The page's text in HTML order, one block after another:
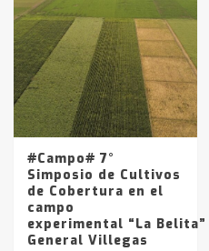
4
Accidente
joven de
Los precios
La Pampa,
entre 857 a
#Campo# 7°
Simposio de Cultivos
de Cobertura en el
campo
experimental “La
General Villegas